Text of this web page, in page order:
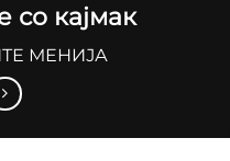
со кајмак
МЕНИЈА